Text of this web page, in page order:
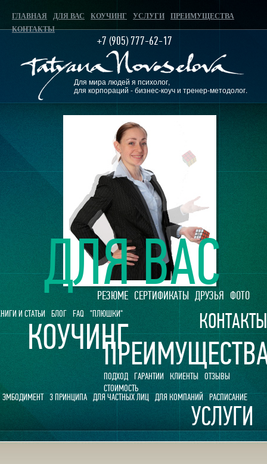
ГЛАВНАЯ ДЛЯ ВАС КОУЧИНГ УСЛУГИ
ПРЕИМУЩЕСТВА
КОНТАКТЫ
Для мира людей я психолог,
для корпораций - бизнес-коуч и тренер-методолог.
+7 (905) 777-62-17
ДЛЯ ВАС
РЕЗЮМЕ СЕРТИФИКАТЫ ДРУЗЬЯ ФОТО
И СТАТЬИ БЛОГ FAQ "ПЛЮШКИ"
КОУЧИНГ КОНТАКТЫ
ПОДХОД ГАРАНТИИ КЛИЕНТЫ ОТЗЫВЫ
СТОИМОСТЬ
ЭМБОДИМЕНТ 3 ПРИНЦИПА ДЛЯ ЧАСТНЫХ ЛИЦ ДЛЯ КОМПАНИЙ РАСПИСАНИЕ
УСЛУГИ